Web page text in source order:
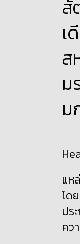
สั
เ
ส
ม
ม
แห
โดย
ปร
คว